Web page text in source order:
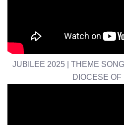
JUBILEE 2025 | THEME
DIOCESE OF